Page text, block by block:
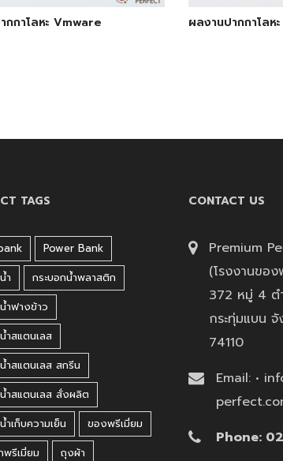
กกาโลหะ Vmware ผลงานปากกาโล
TAGS
Power Bank
ำ
กระบอกน้ำพลาสติก
ำฟางข้าว
ำสแตนเลส
ำสแตนเลส สกรีน
ำสแตนเลส สั่งผลิต
ำเก็บความเย็น
ของพรีเมี่ยม
รีเมี่ยม
ถุงผ้า
CONTACT US
Premium
(โรงงานของ
372 หมู่ 4 ต
กระทุ่มแบน
74110
Email: •
Phone: